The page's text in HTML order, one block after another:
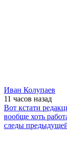
Иван Колупаев
11 часов назад
Вот кстати
вообще хоть
следы